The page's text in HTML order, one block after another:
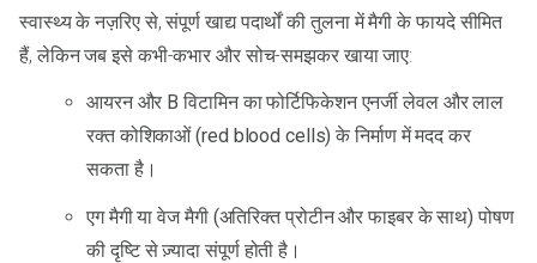
स्वास्थ्य के नज़रिए से, संपूर्ण खाद्य पदार्थों की तुलना में मैगी के फायदे सीमित
हैं, लेकिन जब इसे कभी-कभार और सोच-समझकर खाया जाए:
आयरन और B विटामिन का फोर्टिफिकेशन एनर्जी लेवल और लाल
रक्त कोशिकाओं (red blood cells) के निर्माण में मदद कर
सकता है।
एग मैगी या वेज मैगी (अतिरिक्त प्रोटीन और फाइबर के साथ) पोषण
की दृष्टि से ज़्यादा संपूर्ण होती है।